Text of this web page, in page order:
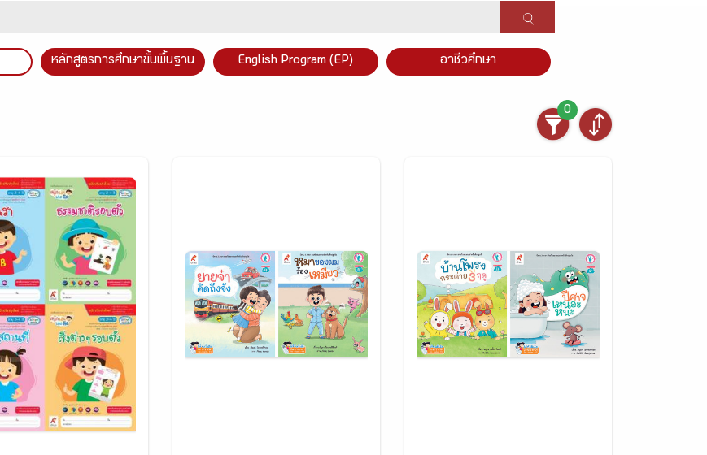
หลักสูตรการศึกษาขั้นพื้นฐาน English Program (EP) อาชีวศึกษา
0